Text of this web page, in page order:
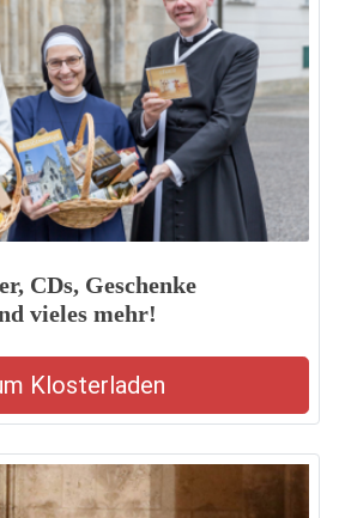
CDs, Geschenke
vieles mehr!
Klosterladen